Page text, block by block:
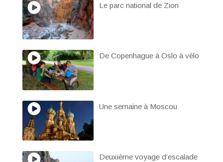
Le parc national de Zion
De Copenhague à Oslo à vélo
Une semaine à Moscou
Deuxième voyage d’escalade